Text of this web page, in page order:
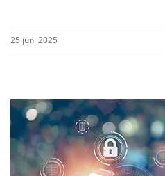
25 juni 2025